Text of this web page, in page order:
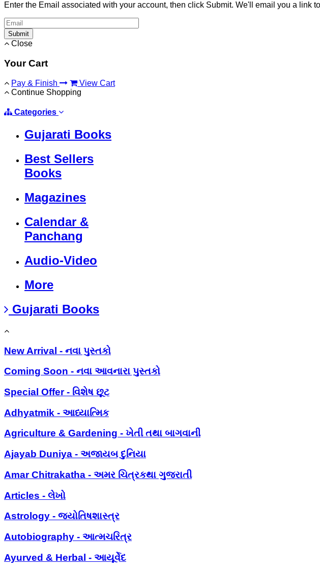
Enter the Email associated with your account, then click Submit. We'll email you a link
Submit
Close
Your Cart
Pay & Finish
View Cart
Continue Shopping
Categories
Gujarati Books
Best Sellers
Books
Magazines
Calendar &
Panchang
Audio-Video
More
Gujarati Books
New Arrival - નવા પુસ્તકો
Coming Soon - નવા આવનારા પુસ્તકો
Special Offer - વિશેષ છૂટ
Adhyatmik - આધ્યાત્મિક
Agriculture & Gardening - ખેતી તથા બાગવાની
Ajayab Duniya - અજાયબ દુનિયા
Amar Chitrakatha - અમર ચિત્રકથા ગુજરાતી
Articles - લેખો
Astrology - જ્યોતિષશાસ્ત્ર
Autobiography - આત્મચરિત્ર
Ayurved & Herbal - આયૂર્વેદ